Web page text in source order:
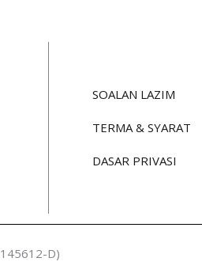
SOALAN LAZIM
TERMA & SYARAT
DASAR PRIVASI
D)